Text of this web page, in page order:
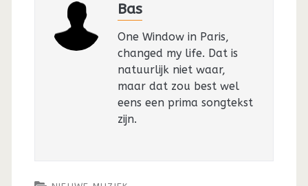
Bas
One Window in Paris,
changed my life. Dat is
natuurlijk niet waar,
maar dat zou best wel
eens een prima songtekst
zijn.